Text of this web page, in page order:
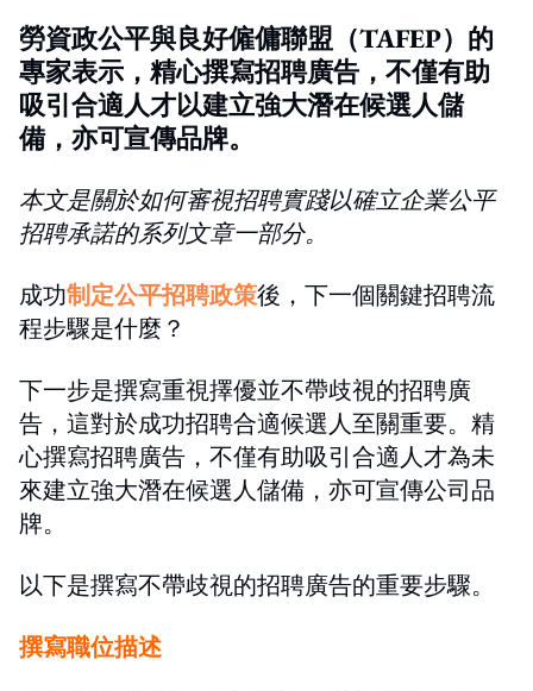
勞資政公平與良好僱傭聯盟（TAFEP）的
專家表示，精心撰寫招聘廣告，不僅有助
吸引合適人才以建立強大潛在候選人儲
備，亦可宣傳品牌。
本文是關於如何審視招聘實踐以確立企業公平
招聘承諾的系列文章一部分。
成功制定公平招聘政策後，下一個關鍵招聘流
程步驟是什麼？
下一步是撰寫重視擇優並不帶歧視的招聘廣
告，這對於成功招聘合適候選人至關重要。精
心撰寫招聘廣告，不僅有助吸引合適人才為未
來建立強大潛在候選人儲備，亦可宣傳公司品
牌。
以下是撰寫不帶歧視的招聘廣告的重要步驟。
撰寫職位描述